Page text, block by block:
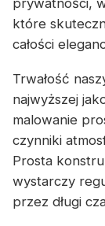
prywatności,
które
całości
Trwałość
najwyższej
malowanie
czynniki
Prosta
wystarczy
przez długi